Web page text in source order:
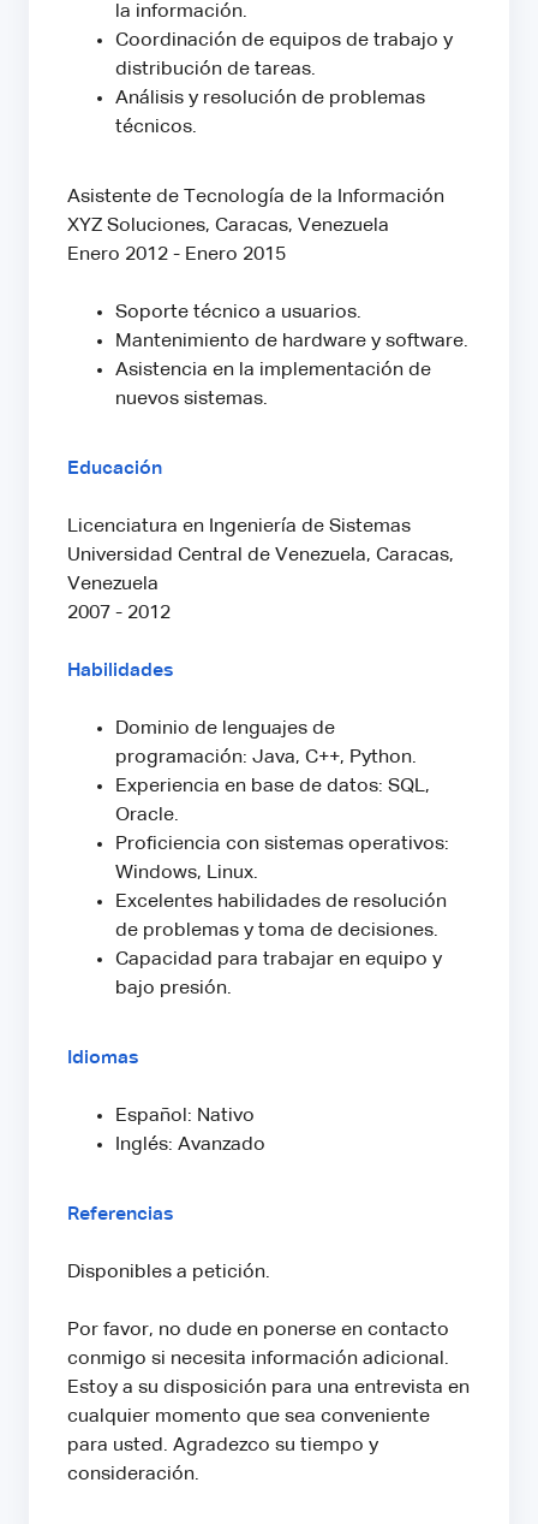
la información.
Coordinación de equipos de trabajo y
distribución de tareas.
Análisis y resolución de problemas
técnicos.
Asistente de Tecnología de la Información
XYZ Soluciones, Caracas, Venezuela
Enero 2012 - Enero 2015
Soporte técnico a usuarios.
Mantenimiento de hardware y software.
Asistencia en la implementación de
nuevos sistemas.
Educación
Licenciatura en Ingeniería de Sistemas
Universidad Central de Venezuela, Caracas,
Venezuela
2007 - 2012
Habilidades
Dominio de lenguajes de
programación: Java, C++, Python.
Experiencia en base de datos: SQL,
Oracle.
Proficiencia con sistemas operativos:
Windows, Linux.
Excelentes habilidades de resolución
de problemas y toma de decisiones.
Capacidad para trabajar en equipo y
bajo presión.
Idiomas
Español: Nativo
Inglés: Avanzado
Referencias
Disponibles a petición.
Por favor, no dude en ponerse en contacto
conmigo si necesita información adicional.
Estoy a su disposición para una entrevista en
cualquier momento que sea conveniente
para usted. Agradezco su tiempo y
consideración.